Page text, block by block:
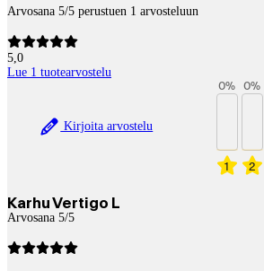
Arvosana 5/5 perustuen 1 arvosteluun
5,0
Lue 1 tuotearvostelu
Kirjoita arvostelu
1
0%
2
0%
Karhu Vertigo L
Arvosana 5/5